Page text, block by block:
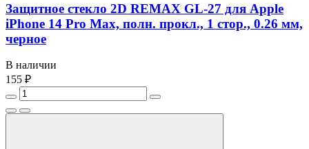
Защитное стекло 2D REMAX GL-27 для Apple
iPhone 14 Pro Max, полн. прокл., 1 стор., 0.26 мм,
черное
В наличии
155 ₽